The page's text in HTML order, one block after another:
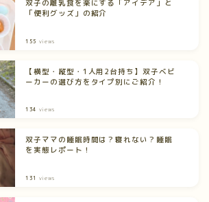
双子の離乳食を楽にする「アイデア」と
「便利グッズ」の紹介
155 views
【横型・縦型・1人用2台持ち】双子ベビ
ーカーの選び方をタイプ別にご紹介！
134 views
双子ママの睡眠時間は？寝れない？睡眠
を実態レポート！
131 views